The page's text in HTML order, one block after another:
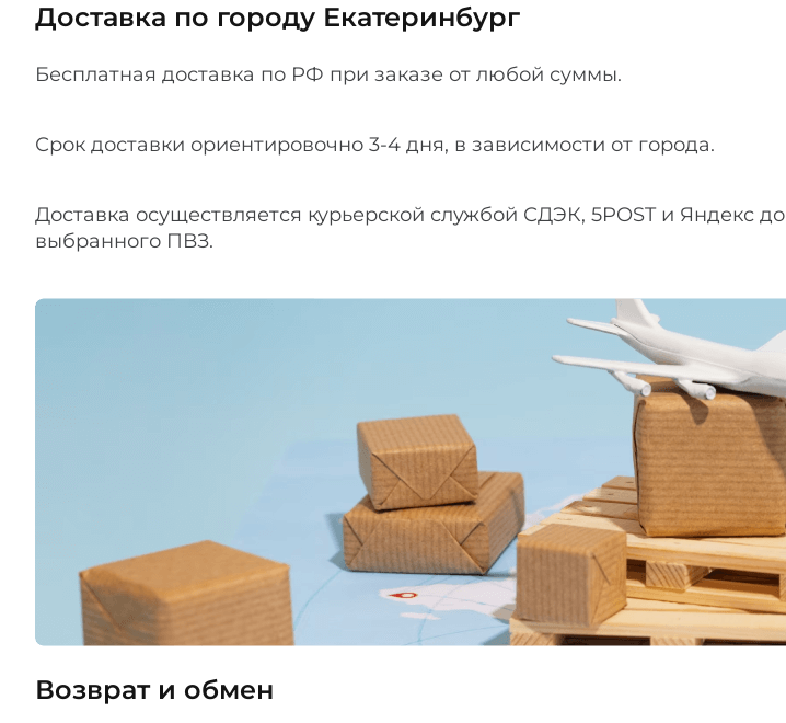
Доставка по городу Екатеринбург
Бесплатная доставка по РФ при заказе от любой суммы.
Срок доставки ориентировочно 3-4 дня, в зависимости от города.
Доставка осуществляется курьерской службой СДЭК, 5POST и Яндекс до
выбранного ПВЗ.
Возврат и обмен